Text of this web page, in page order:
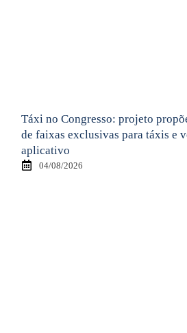
Táxi no Congresso: projeto
de faixas exclusivas para táxis e
aplicativo
04/08/2026